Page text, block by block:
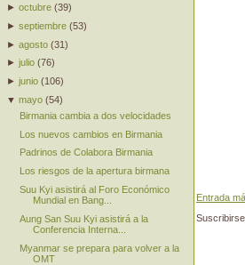
Entrada
►octubre (39)
►septiembre (53)
►agosto (31)
►julio (76)
►junio (106)
▼mayo (54)
Birmania cambia a dos velocidades
Los nuevos cambios en Birmania
Padrinos de Colabora Birmania
Los riesgos de la apertura birmana
Suu Kyi asistirá al Foro Económico
Mundial en Bang...
Aung San Suu Kyi asistirá a la
Conferencia Interna...
Myanmar se prepara para volver a la
OMT